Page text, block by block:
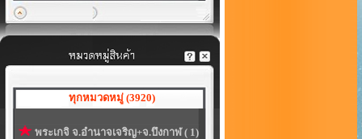
ทุกหมวดหมู่ (3920)
พระเกจิ จ.อำนาจเจริญ+จ.บึงกาฬ ( 1)